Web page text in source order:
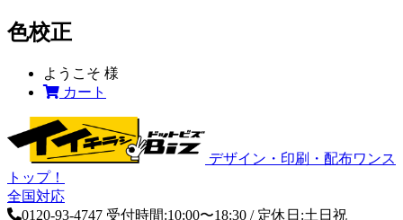
色校正
ようこそ 様
カート
デザイン・印刷・配布ワンス
トップ！
全国対応
0120-93-4747 受付時間:10:00〜18:30 / 定休日:土日祝